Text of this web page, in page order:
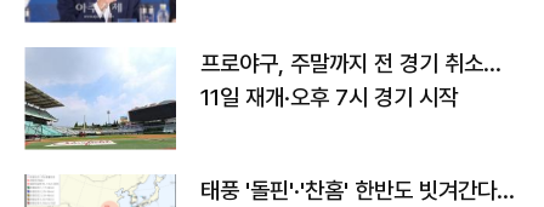
프로야구, 주말까지 전 경기 취소…
11일 재개·오후 7시 경기 시작
태풍 '돌핀'·'찬홈' 한반도 빗겨간다…